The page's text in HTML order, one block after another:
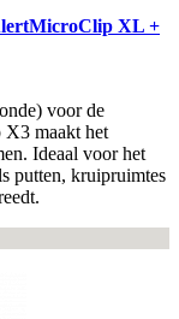
XL +
voor de
maakt het
Ideaal voor het
putten, kruipruimtes